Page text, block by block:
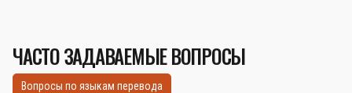
ЧАСТО ЗАДАВАЕМЫЕ ВОПРОСЫ
Вопросы по языкам перевода